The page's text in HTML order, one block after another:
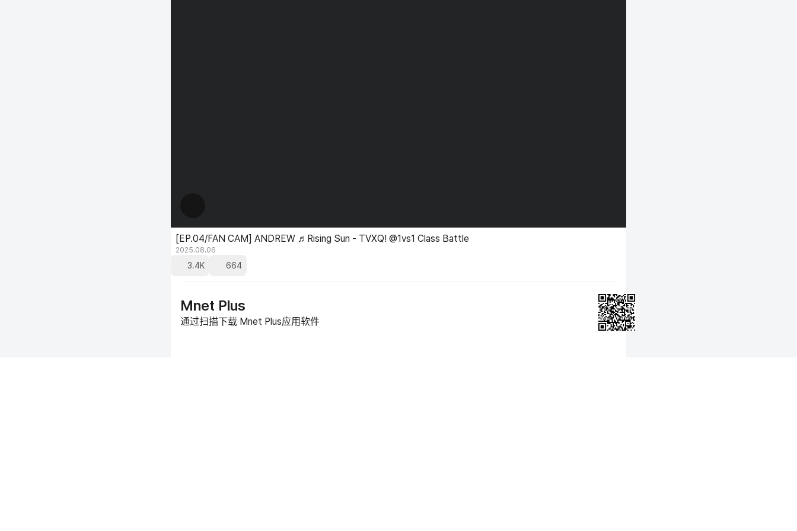
[EP.04/FAN CAM] ANDREW ♬Rising Sun - TVXQ! @1vs1 Class Battle
2025.08.06
3.4K 664
Mnet Plus
通过扫描下载 Mnet Plus应用软件